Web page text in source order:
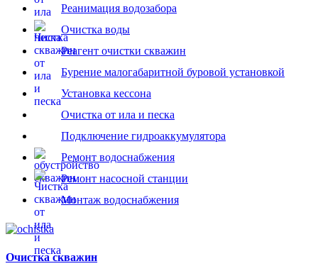
Реанимация водозабора
Очистка воды
Реагент очистки скважин
Бурение малогабаритной буровой установкой
Установка кессона
Очистка от ила и песка
Подключение гидроаккумулятора
Ремонт водоснабжения
Ремонт насосной станции
Монтаж водоснабжения
Очистка скважин